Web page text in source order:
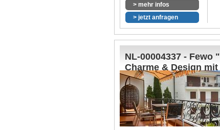
> mehr infos
> jetzt anfragen
NL-00004337 - Fewo
Charme & Design